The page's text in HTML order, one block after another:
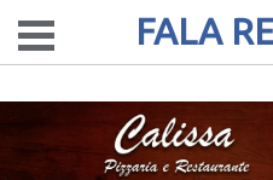
FALA